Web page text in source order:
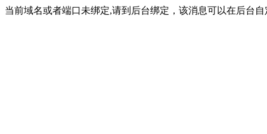
当前域名或者端口未绑定,请到后台绑定，该消息可以在后台自